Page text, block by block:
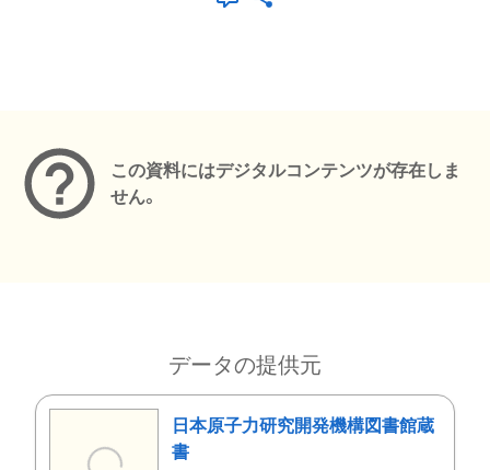
この資料にはデジタルコンテンツが存在しま
せん。
データの提供元
日本原子力研究開発機構図書館蔵
書